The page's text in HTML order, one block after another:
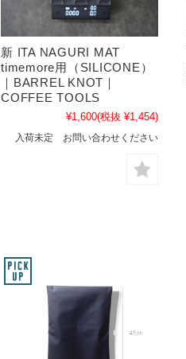
新 ITA NAGURI MAT
timemore用（SILICONE）
｜BARREL KNOT｜
COFFEE TOOLS
¥1,600(税抜 ¥1,454)
入荷未定 お問い合わせください